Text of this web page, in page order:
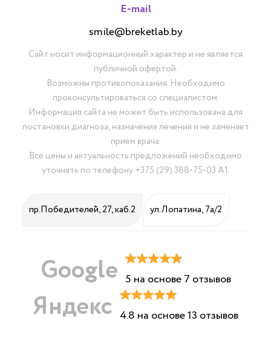
E-mail
smile@breketlab.by
Сайт носит информационный характер и не является
публичной офертой.
Возможны противопоказания. Необходимо
проконсультироваться со специалистом.
Информация сайта не может быть использована для
постановки диагноза, назначения лечения и не заменяет
прием врача.
Все цены и актуальность предложений необходимо
уточнять по телефону+375 (29) 388-75-03 А1.
пр.Победителей, 27, каб.2 ул.Лопатина, 7а/2
Google 5 на основе 7 отзывов
Яндекс 4.8 на основе 13 отзывов